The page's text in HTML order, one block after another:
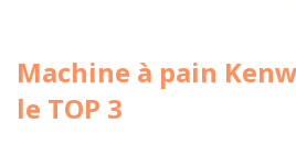
Machine à pain
le TOP 3